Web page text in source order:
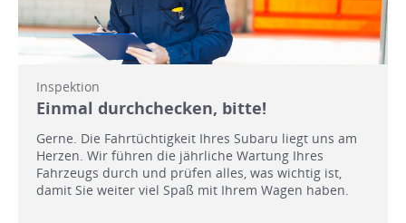
Inspektion
Einmal durchchecken, bitte!
Gerne. Die Fahrtüchtigkeit Ihres Subaru liegt uns am
Herzen. Wir führen die jährliche Wartung Ihres
Fahrzeugs durch und prüfen alles, was wichtig ist,
damit Sie weiter viel Spaß mit Ihrem Wagen haben.